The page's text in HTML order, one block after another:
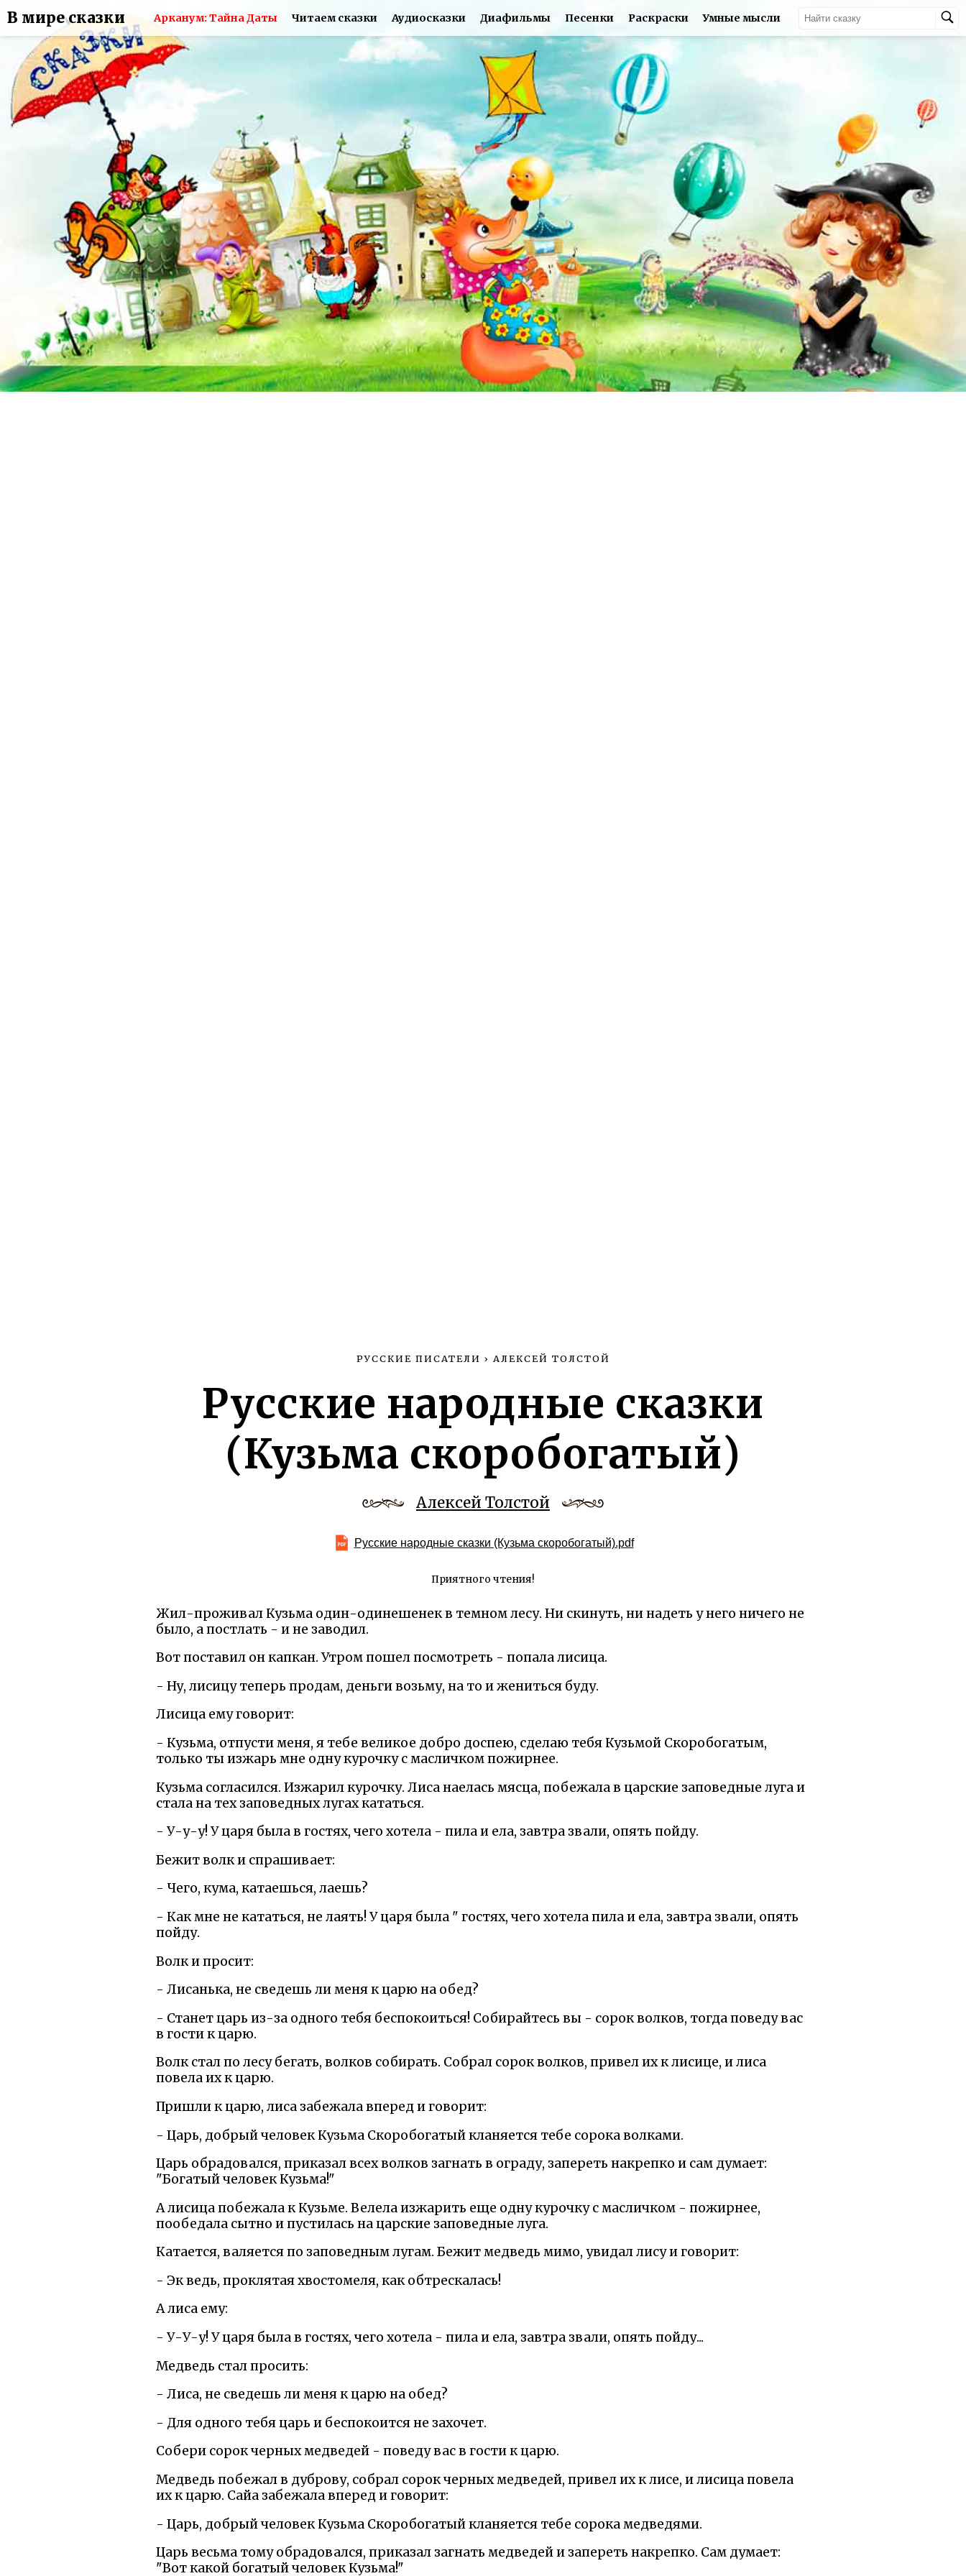
В мире сказки Арканум: Тайна Даты Читаем сказки Аудиосказки Диафильмы Песенки Раскраски Умные мысли
РУССКИЕ ПИСАТЕЛИ › АЛЕКСЕЙ ТОЛСТОЙ
Русские народные сказки
(Кузьма скоробогатый)
Алексей Толстой
Русские народные сказки (Кузьма скоробогатый).pdf
Приятного чтения!
Жил-проживал Кузьма один-одинешенек в темном лесу. Ни скинуть, ни надеть у него ничего не
было, а постлать - и не заводил.
Вот поставил он капкан. Утром пошел посмотреть - попала лисица.
- Ну, лисицу теперь продам, деньги возьму, на то и жениться буду.
Лисица ему говорит:
- Кузьма, отпусти меня, я тебе великое добро доспею, сделаю тебя Кузьмой Скоробогатым,
только ты изжарь мне одну курочку с масличком пожирнее.
Кузьма согласился. Изжарил курочку. Лиса наелась мясца, побежала в царские заповедные луга и
стала на тех заповедных лугах кататься.
- У-у-у! У царя была в гостях, чего хотела - пила и ела, завтра звали, опять пойду.
Бежит волк и спрашивает:
- Чего, кума, катаешься, лаешь?
- Как мне не кататься, не лаять! У царя была " гостях, чего хотела пила и ела, завтра звали, опять
пойду.
Волк и просит:
- Лисанька, не сведешь ли меня к царю на обед?
- Станет царь из-за одного тебя беспокоиться! Собирайтесь вы - сорок волков, тогда поведу вас
в гости к царю.
Волк стал по лесу бегать, волков собирать. Собрал сорок волков, привел их к лисице, и лиса
повела их к царю.
Пришли к царю, лиса забежала вперед и говорит:
- Царь, добрый человек Кузьма Скоробогатый кланяется тебе сорока волками.
Царь обрадовался, приказал всех волков загнать в ограду, запереть накрепко и сам думает:
"Богатый человек Кузьма!"
А лисица побежала к Кузьме. Велела изжарить еще одну курочку с масличком - пожирнее,
пообедала сытно и пустилась на царские заповедные луга.
Катается, валяется по заповедным лугам. Бежит медведь мимо, увидал лису и говорит:
- Эк ведь, проклятая хвостомеля, как обтрескалась!
А лиса ему:
- У-У-у! У царя была в гостях, чего хотела - пила и ела, завтра звали, опять пойду...
Медведь стал просить:
- Лиса, не сведешь ли меня к царю на обед?
- Для одного тебя царь и беспокоится не захочет.
Собери сорок черных медведей - поведу вас в гости к царю.
Медведь побежал в дуброву, собрал сорок черных медведей, привел их к лисе, и лисица повела
их к царю. Сайа забежала вперед и говорит:
- Царь, добрый человек Кузьма Скоробогатый кланяется тебе сорока медведями.
Царь весьма тому обрадовался, приказал загнать медведей и запереть накрепко. Сам думает:
"Вот какой богатый человек Кузьма!"